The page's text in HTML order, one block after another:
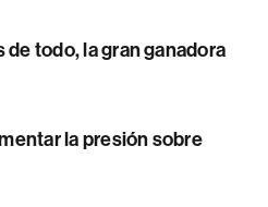
todo, la gran ganadora
la presión sobre